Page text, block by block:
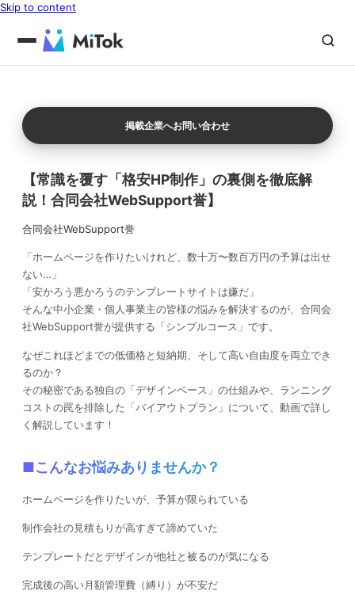
Skip to content
【常識を覆す「格安HP制作」の裏側を徹底解
説！合同会社WebSupport誉】
合同会社WebSupport誉
「ホームページを作りたいけれど、数十万〜数百万円の予算は出せ
ない…」
「安かろう悪かろうのテンプレートサイトは嫌だ」
そんな中小企業・個人事業主の皆様の悩みを解決するのが、合同会
社WebSupport誉が提供する「シンプルコース」です。
なぜこれほどまでの低価格と短納期、そして高い自由度を両立でき
るのか？
その秘密である独自の「デザインベース」の仕組みや、ランニング
コストの罠を排除した「バイアウトプラン」について、動画で詳し
く解説しています！
■こんなお悩みありませんか？
ホームページを作りたいが、予算が限られている
制作会社の見積もりが高すぎて諦めていた
テンプレートだとデザインが他社と被るのが気になる
完成後の高い月額管理費（縛り）が不安だ
掲載企業へお問い合わせ